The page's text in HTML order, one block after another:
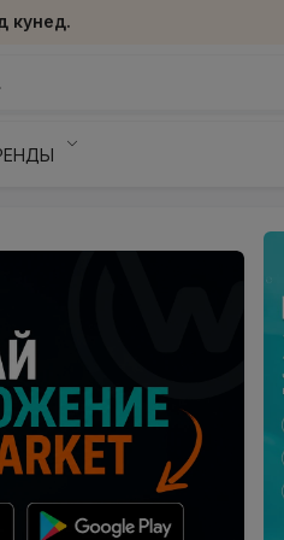
кунед.